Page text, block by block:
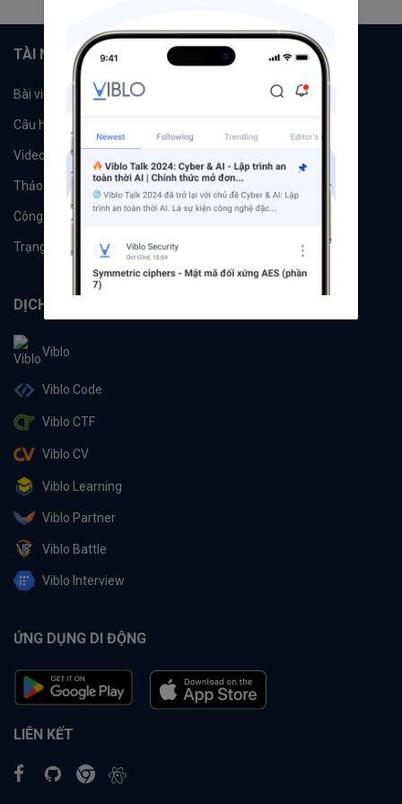
TÀI NGUYÊN
Bài viết
Câu hỏi
Videos
Thảo luận Đề xuất hệ thống
Công cụ Machine Learning
Trạng thái hệ thống
DỊCH VỤ
Viblo
Viblo Code
Viblo CTF
Viblo CV
Viblo Learning
Viblo Partner
Viblo Battle
Viblo Interview
ỨNG DỤNG DI ĐỘNG
LIÊN KẾT